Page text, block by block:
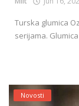
Turska glumica
serijama.
Novosti